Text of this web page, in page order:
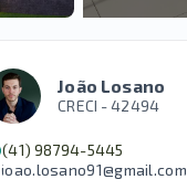
João Losano
CRECI -42494
(41) 98794-5445
joao.losano91@gmail.com